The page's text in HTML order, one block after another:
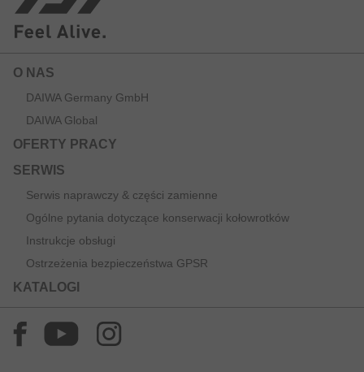
O NAS
DAIWA Germany GmbH
DAIWA Global
OFERTY PRACY
SERWIS
Serwis naprawczy & części zamienne
Ogólne pytania dotyczące konserwacji kołowrotków
Instrukcje obsługi
Ostrzeżenia bezpieczeństwa GPSR
KATALOGI